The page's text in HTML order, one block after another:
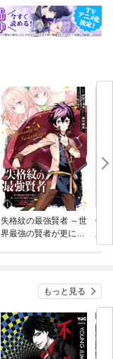
失格紋の最強賢者 ～世
界最強の賢者が更に強
もっと見る